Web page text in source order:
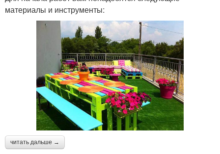
материалы и инструменты:
читать дальше →